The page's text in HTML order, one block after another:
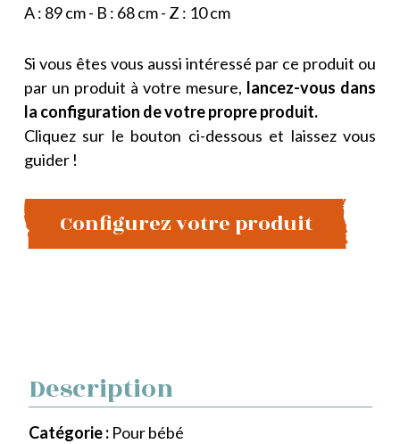
A : 89 cm - B : 68 cm - Z : 10 cm
Si vous êtes vous aussi intéressé par ce produit ou
par un produit à votre mesure, lancez-vous dans
la configuration de votre propre produit.
Cliquez sur le bouton ci-dessous et laissez vous
guider !
Configurez votre produit
Description
Catégorie : Pour bébé